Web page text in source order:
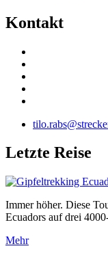
Kontakt
Letzte Reise
Immer höher. Diese
Ecuadors auf drei
Mehr